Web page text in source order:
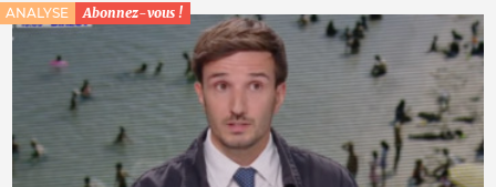
ANALYSE Abonnez-vous !